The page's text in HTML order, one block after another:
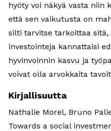
hyöty voi näkyä vasta niin
että sen vaikutusta on
silti tarvitse tarkoittaa sitä,
investointeja kannattaisi
hyvinvoinnin kasvu ja
voivat olla arvokkaita
Kirjallisuutta
Nathalie Morel, Bruno
Towards a social